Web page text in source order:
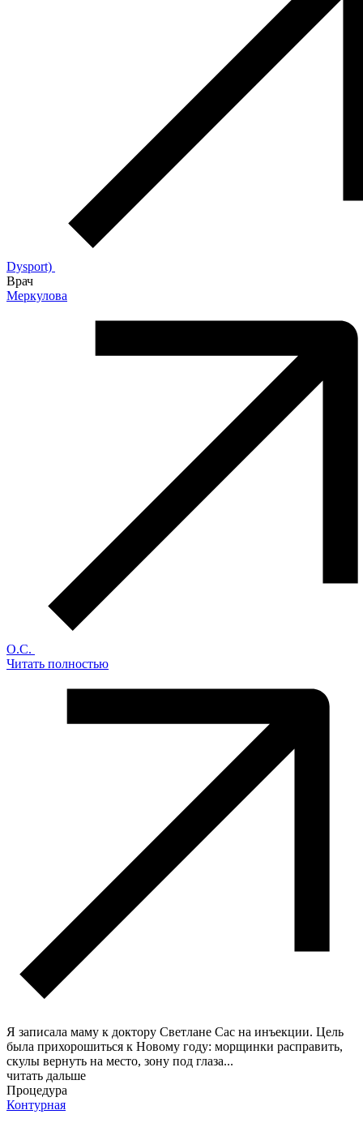
Dysport)
Врач
Меркулова
О.С.
Читать полностью
Я записала маму к доктору Светлане Сас на инъекции. Цель
была прихорошиться к Новому году: морщинки расправить,
скулы вернуть на место, зону под глаза...
читать дальше
Процедура
Контурная